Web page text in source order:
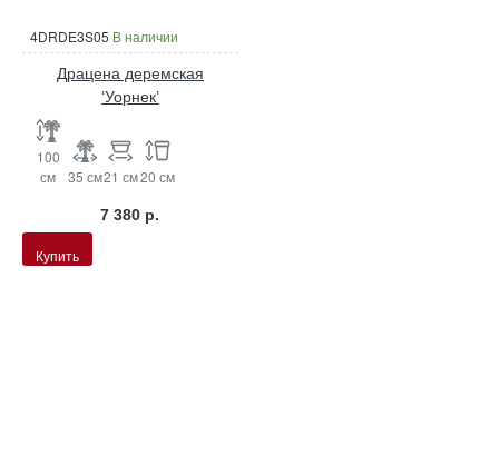
4DRDE3S05 В наличии
Драцена деремская
‘Уорнек’
100
см
35 см21 см20 см
7 380 р.
Купить